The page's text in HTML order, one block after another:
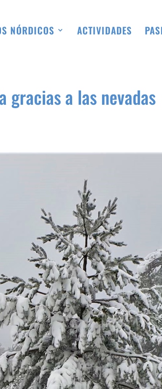
NÓRDICOS ACTIVIDADES
gracias a las nevadas